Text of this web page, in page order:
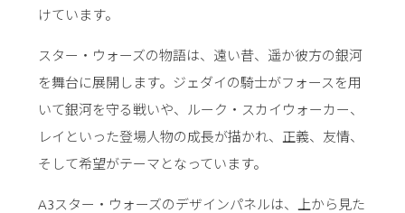
けています。
スター・ウォーズの物語は、遠い昔、遥か彼方の銀河
を舞台に展開します。ジェダイの騎士がフォースを用
いて銀河を守る戦いや、ルーク・スカイウォーカー、
レイといった登場人物の成長が描かれ、正義、友情、
そして希望がテーマとなっています。
A3スター・ウォーズのデザインパネルは、上から見た